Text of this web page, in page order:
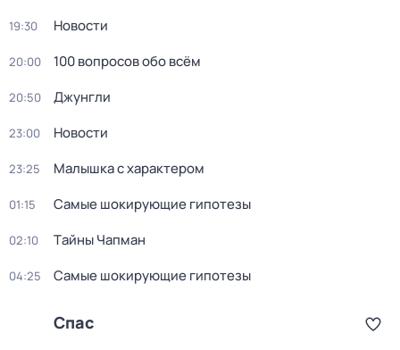
19:30 Новости
20:00 100 вопросов обо всём
20:50 Джунгли
23:00 Новости
23:25 Малышка с характером
01:15 Самые шoкиpующие гипотезы
02:10 Тaйны Чапман
04:25 Самые шoкиpующие гипотезы
Спас